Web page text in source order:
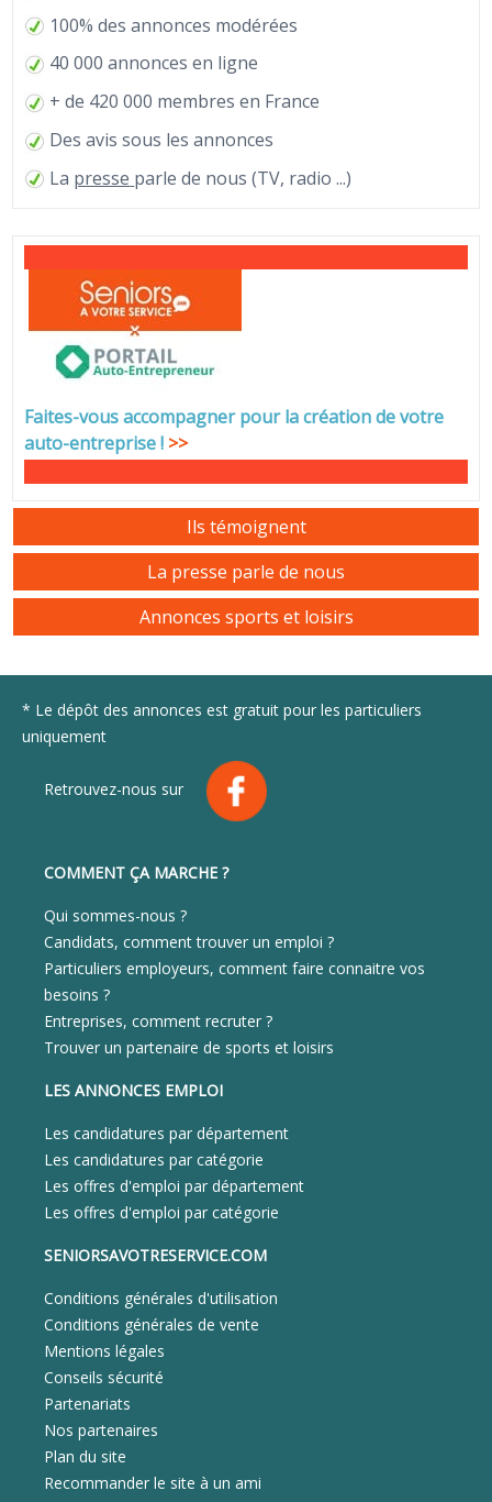
100% des annonces modérées
40 000 annonces en ligne
+ de 420 000 membres en France
Des avis sous les annonces
La presse parle de nous (TV, radio ...)
Faites-vous accompagner pour la création de votre
auto-entreprise! >>
Ils témoignent
La presse parle de nous
Annonces sports et loisirs
* Le dépôt des annonces est gratuit pour les particuliers
uniquement
Retrouvez-nous sur
COMMENT ÇA MARCHE ?
Qui sommes-nous ?
Candidats, comment trouver un emploi ?
Particuliers employeurs, comment faire connaitre vos
besoins ?
Entreprises, comment recruter ?
Trouver un partenaire de sports et loisirs
LES ANNONCES EMPLOI
Les candidatures par département
Les candidatures par catégorie
Les offres d'emploi par département
Les offres d'emploi par catégorie
SENIORSAVOTRESERVICE.COM
Conditions générales d'utilisation
Conditions générales de vente
Mentions légales
Conseils sécurité
Partenariats
Nos partenaires
Plan du site
Recommander le site à un ami